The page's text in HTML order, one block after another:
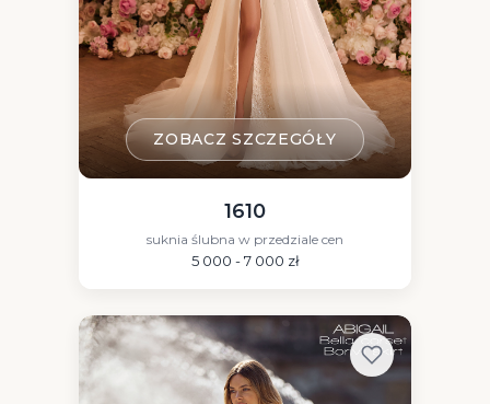
ZOBACZ SZCZEGÓŁY
1610
suknia ślubna w przedziale cen
5 000 - 7 000 zł